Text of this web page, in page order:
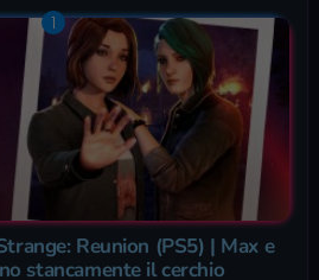
Reunion (PS5) | Max e
stancamente il cerchio